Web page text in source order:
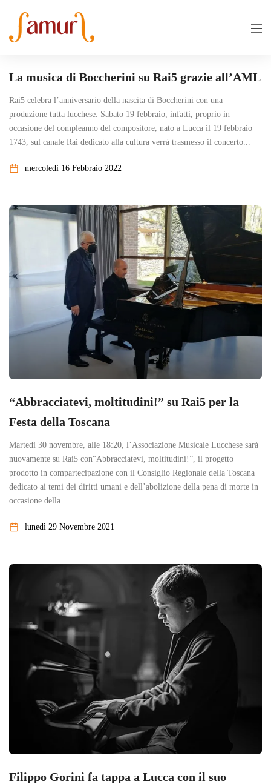
La musica di Boccherini su Rai5 grazie all’AML
Rai5 celebra l’anniversario della nascita di Boccherini con una
produzione tutta lucchese. Sabato 19 febbraio, infatti, proprio in
occasione del compleanno del compositore, nato a Lucca il 19 febbraio
1743, sul canale Rai dedicato alla cultura verrà trasmesso il concerto...
mercoledì 16 Febbraio 2022
“Abbracciatevi, moltitudini!” su Rai5 per la
Festa della Toscana
Martedì 30 novembre, alle 18:20, l’Associazione Musicale Lucchese sarà
nuovamente su Rai5 con“Abbracciatevi, moltitudini!”, il progetto
prodotto in compartecipazione con il Consiglio Regionale della Toscana
dedicato ai temi dei diritti umani e dell’abolizione della pena di morte in
occasione della...
lunedì 29 Novembre 2021
Filippo Gorini fa tappa a Lucca con il suo